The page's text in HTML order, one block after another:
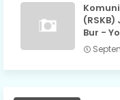
Bur -